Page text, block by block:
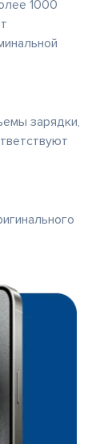
1000
зарядки,